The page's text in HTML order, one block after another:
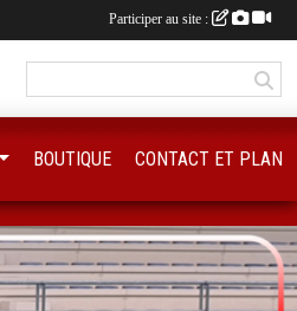
BOUTIQUE CONTACT ET PLAN
Participer au site :